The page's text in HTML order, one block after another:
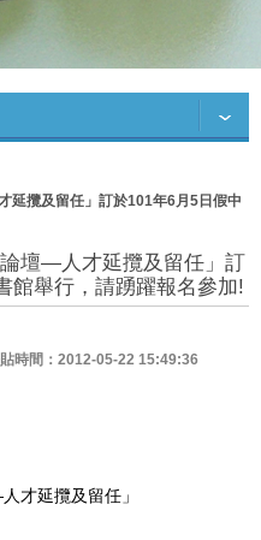
延攬及留任」訂於101年6月5日假中
壇—人才延攬及留任」訂
館舉行，請踴躍報名參加!
時間：2012-05-22 15:49:36
才延攬及留任」